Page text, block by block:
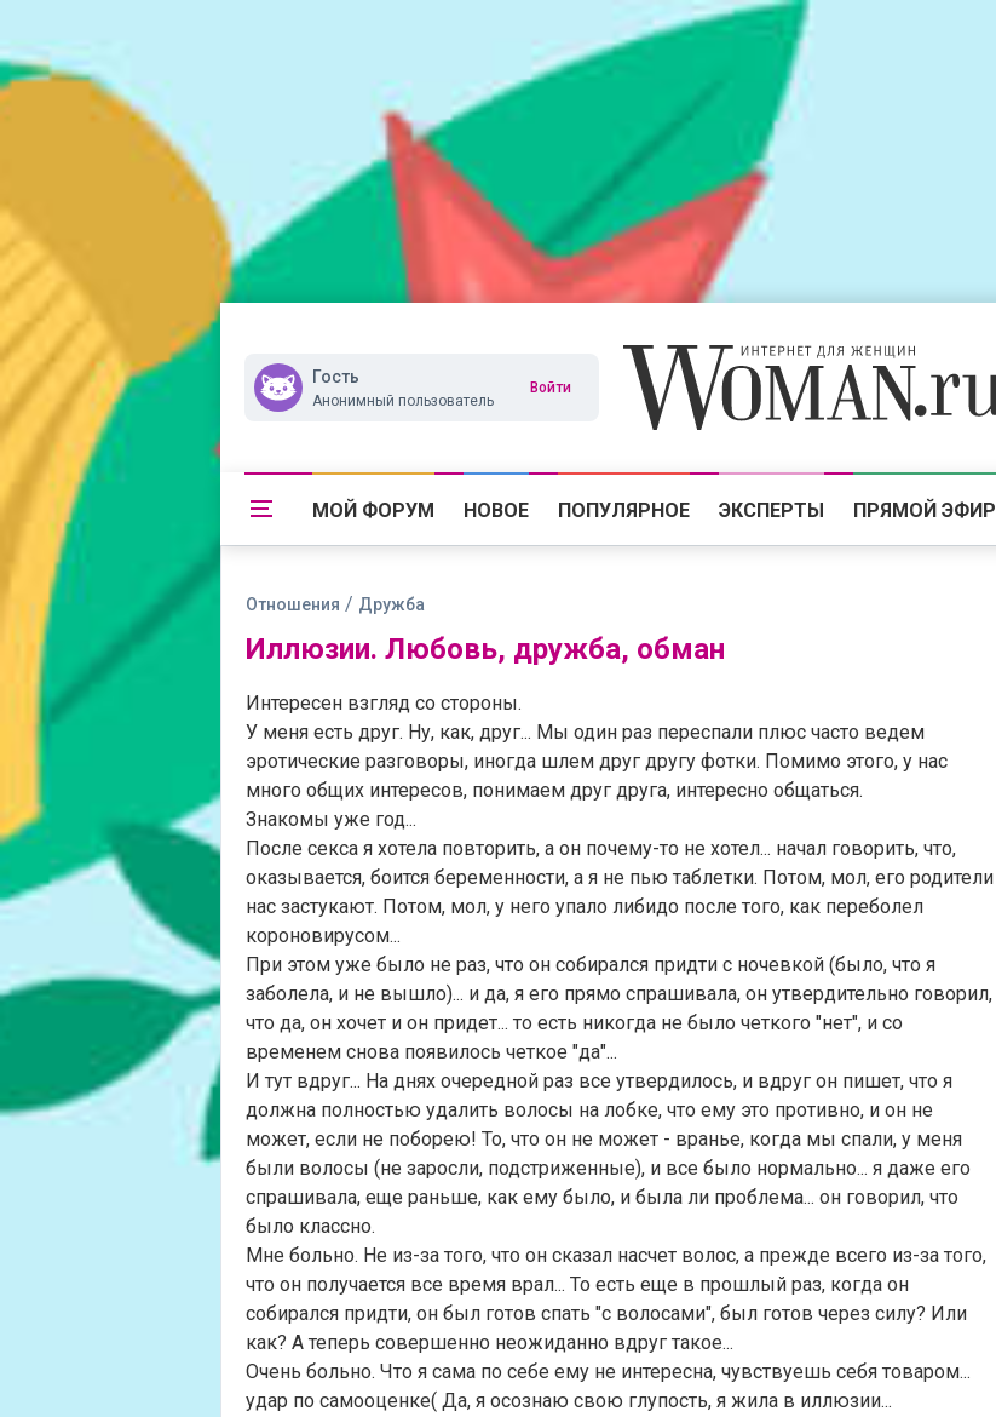
Гость
Анонимный пользователь
Войти
МОЙ ФОРУМ НОВОЕ ПОПУЛЯРНОЕ ЭКСПЕРТЫ ПРЯМОЙ ЭФИР
Отношения / Дружба
Иллюзии. Любовь, дружба, обман
Интересен взгляд со стороны.
У меня есть друг. Ну, как, друг... Мы один раз переспали плюс часто ведем
эротические разговоры, иногда шлем друг другу фотки. Помимо этого, у нас
много общих интересов, понимаем друг друга, интересно общаться.
Знакомы уже год...
После секса я хотела повторить, а он почему-то не хотел... начал говорить, что,
оказывается, боится беременности, а я не пью таблетки. Потом, мол, его родители
нас застукают. Потом, мол, у него упало либидо после того, как переболел
короновирусом...
При этом уже было не раз, что он собирался придти с ночевкой (было, что я
заболела, и не вышло)... и да, я его прямо спрашивала, он утвердительно говорил,
что да, он хочет и он придет... то есть никогда не было четкого "нет", и со
временем снова появилось четкое "да"...
И тут вдруг... На днях очередной раз все утвердилось, и вдруг он пишет, что я
должна полностью удалить волосы на лобке, что ему это противно, и он не
может, если не поборею! То, что он не может - вранье, когда мы спали, у меня
были волосы (не заросли, подстриженные), и все было нормально... я даже его
спрашивала, еще раньше, как ему было, и была ли проблема... он говорил, что
было классно.
Мне больно. Не из-за того, что он сказал насчет волос, а прежде всего из-за того,
что он получается все время врал... То есть еще в прошлый раз, когда он
собирался придти, он был готов спать "с волосами", был готов через силу? Или
как? А теперь совершенно неожиданно вдруг такое...
Очень больно. Что я сама по себе ему не интересна, чувствуешь себя товаром...
удар по самооценке( Да, я осознаю свою глупость, я жила в иллюзии...